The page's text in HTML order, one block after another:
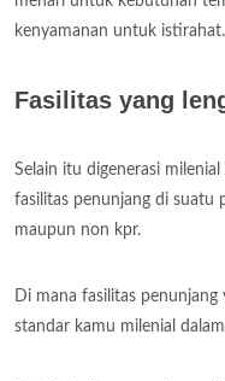
kenyamanan untuk istirahat.
Fasilitas yang
Selain itu digenerasi
fasilitas penunjang di suatu
maupun non kpr.
Di mana fasilitas
standar kamu milenial